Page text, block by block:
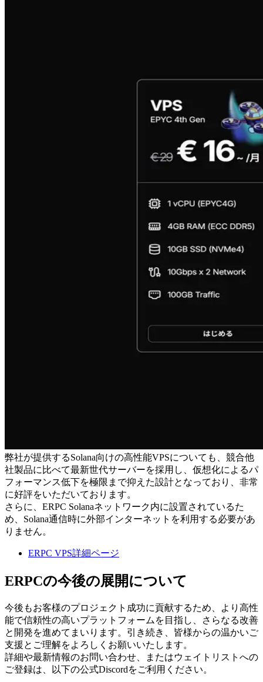
弊社が提供するSolana向けの高性能VPSについても、競合他
社製品に比べて最新世代サーバーを採用し、仮想化によるパ
フォーマンス低下を極限まで抑えた設計となっており、非常
に好評をいただいております。
さらに、ERPC Solanaネットワーク内に設置されているた
め、Solana通信時に外部インターネットを利用する必要があ
りません。
ERPC VPS詳細ページ
ERPCの今後の展開について
今後もお客様のプロジェクト成功に貢献するため、より高性
能で信頼性の高いプラットフォームを目指し、さらなる改善
と開発を進めてまいります。引き続き、皆様からの温かいご
支援とご理解をよろしくお願いいたします。
詳細や最新情報のお問い合わせ、またはウェイトリストへの
ご登録は、以下の公式Discordをご利用ください。